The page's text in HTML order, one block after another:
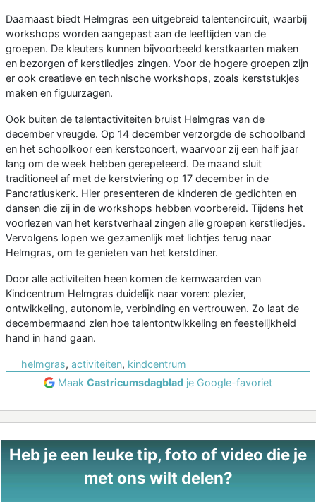
Daarnaast biedt Helmgras een uitgebreid talentencircuit, waarbij
workshops worden aangepast aan de leeftijden van de
groepen. De kleuters kunnen bijvoorbeeld kerstkaarten maken
en bezorgen of kerstliedjes zingen. Voor de hogere groepen zijn
er ook creatieve en technische workshops, zoals kerststukjes
maken en figuurzagen.
Ook buiten de talentactiviteiten bruist Helmgras van de
december vreugde. Op 14 december verzorgde de schoolband
en het schoolkoor een kerstconcert, waarvoor zij een half jaar
lang om de week hebben gerepeteerd. De maand sluit
traditioneel af met de kerstviering op 17 december in de
Pancratiuskerk. Hier presenteren de kinderen de gedichten en
dansen die zij in de workshops hebben voorbereid. Tijdens het
voorlezen van het kerstverhaal zingen alle groepen kerstliedjes.
Vervolgens lopen we gezamenlijk met lichtjes terug naar
Helmgras, om te genieten van het kerstdiner.
Door alle activiteiten heen komen de kernwaarden van
Kindcentrum Helmgras duidelijk naar voren: plezier,
ontwikkeling, autonomie, verbinding en vertrouwen. Zo laat de
decembermaand zien hoe talentontwikkeling en feestelijkheid
hand in hand gaan.
helmgras, activiteiten, kindcentrum
Maak Castricumsdagblad je Google-favoriet
Heb je een leuke tip, foto of video die je
met ons wilt delen?